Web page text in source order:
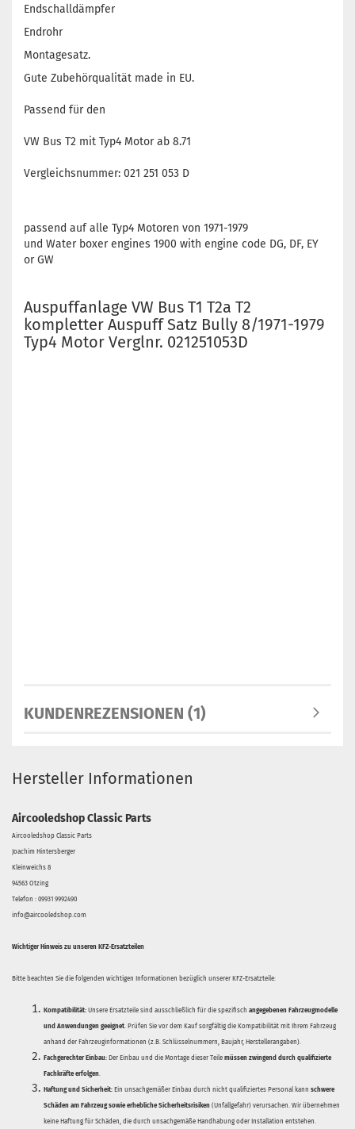
Endschalldämpfer
Endrohr
Montagesatz.
Gute Zubehörqualität made in EU.
Passend für den
VW Bus T2 mit Typ4 Motor ab 8.71
Vergleichsnummer: 021 251 053 D
passend auf alle Typ4 Motoren von 1971-1979
und Water boxer engines 1900 with engine code DG, DF, EY
or GW
Auspuffanlage VW Bus T1 T2a T2
kompletter Auspuff Satz Bully 8/1971-1979
Typ4 Motor Verglnr. 021251053D
KUNDENREZENSIONEN (1)
Hersteller Informationen
Aircooledshop Classic Parts
Aircooledshop Classic Parts
Joachim Hintersberger
Kleinweichs 8
94563 Otzing
Telefon : 09931 9992490
info@aircooledshop.com
Wichtiger Hinweis zu unseren KFZ-Ersatzteilen
Bitte beachten Sie die folgenden wichtigen Informationen bezüglich unserer KFZ-Ersatzteile:
Kompatibilität: Unsere Ersatzteile sind ausschließlich für die spezifisch angegebenen Fahrzeugmodelle
und Anwendungen geeignet. Prüfen Sie vor dem Kauf sorgfältig die Kompatibilität mit Ihrem Fahrzeug
anhand der Fahrzeuginformationen (z.B. Schlüsselnummern, Baujahr, Herstellerangaben).
Fachgerechter Einbau: Der Einbau und die Montage dieser Teile müssen zwingend durch qualifizierte
Fachkräfte erfolgen.
Haftung und Sicherheit: Ein unsachgemäßer Einbau durch nicht qualifiziertes Personal kann schwere
Schäden am Fahrzeug sowie erhebliche Sicherheitsrisiken (Unfallgefahr) verursachen. Wir übernehmen
keine Haftung für Schäden, die durch unsachgemäße Handhabung oder Installation entstehen.